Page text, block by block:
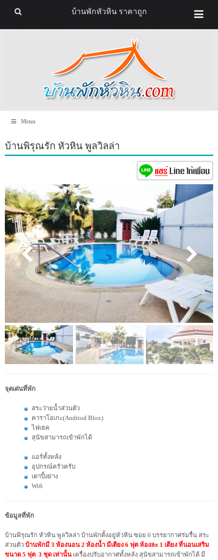
Menu
บ้านพิรุณรัก หัวหิน พูลวิลล่า
จุดเด่นที่พัก
สระว่ายน้ำส่วนตัว
คาราโอเกะ(Andriod Blox)
ไฟเธค
สุนัขสามารถเข้าพักได้
แอร์ทั้งหลัง
อุปกรณ์ครัวครับ
เตาปิ้งย่าง
Wifi
ข้อมูลที่พัก
บ้านพิรุณรัก หัวหิน พูลวิลล่า บ้านพักตั้งอยู่หัวหิน ซอย 6 บรรยากาศร่มรื่น สระ
ส่วนตัว บ้านพักมี 3 ห้องนอน 2 ห้องน้ำ มีเตียง 6 ฟุต ห้องละ 1 เตียง ที่นอนเสริม
ขนาด 5 ฟุต 3 ชุด เท่านั้น เครื่องปรับอากาศทั้งหลัง สุนัขสามารถเข้าพักได้ มี
บ้านพักหัวหิน ราคาถูก